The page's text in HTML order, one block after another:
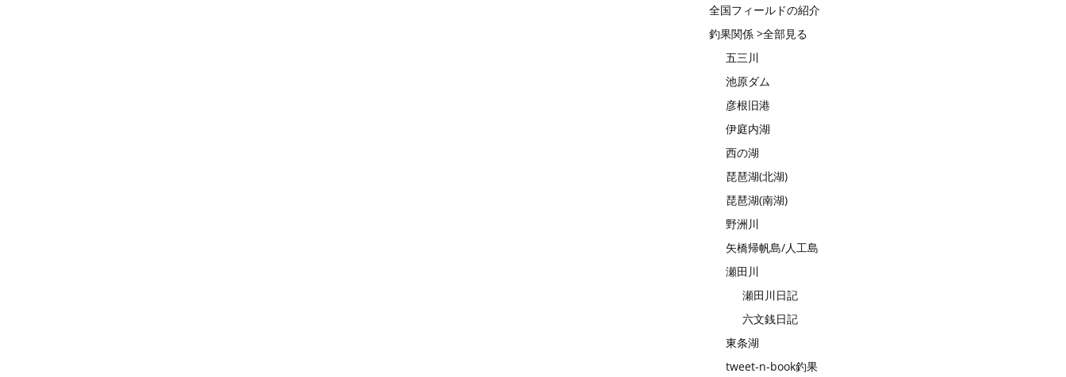
全国フィールドの紹介
釣果関係 >全部見る
五三川
池原ダム
彦根旧港
伊庭内湖
西の湖
琵琶湖(北湖)
琵琶湖(南湖)
野洲川
矢橋帰帆島/人工島
瀬田川
瀬田川日記
六文銭日記
東条湖
tweet-n-book釣果